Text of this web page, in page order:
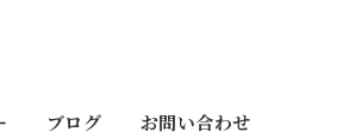
ブログ お問い合わせ